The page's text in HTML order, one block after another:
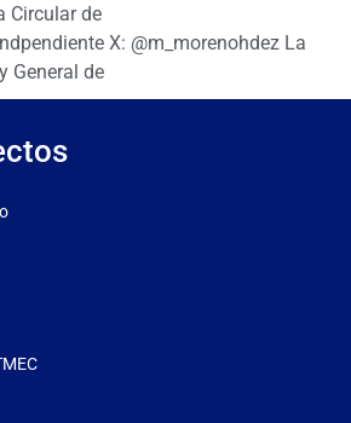
Circular de
X: @m_morenohdez La
General de